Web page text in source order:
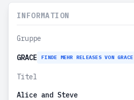
INFORMATION
Gruppe
GRACE FINDE MEHR RELEASES VON GRACE
Titel
Alice and Steve